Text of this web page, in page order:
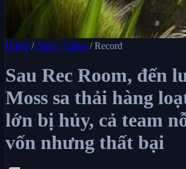
Home / Apps - Game / Record
Sau Rec Room, đến
Moss sa thải hàng
lớn bị hủy, cả team
vốn nhưng thất bại